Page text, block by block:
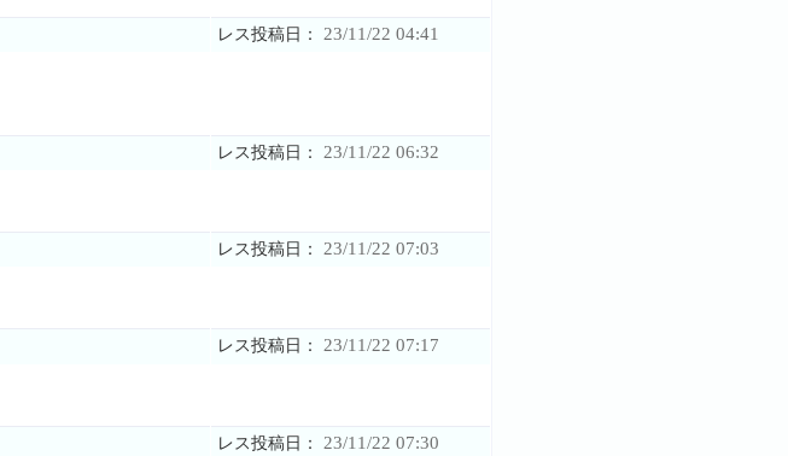
レス投稿日： 23/11/22 04:41
レス投稿日： 23/11/22 06:32
レス投稿日： 23/11/22 07:03
レス投稿日： 23/11/22 07:17
レス投稿日： 23/11/22 07:30